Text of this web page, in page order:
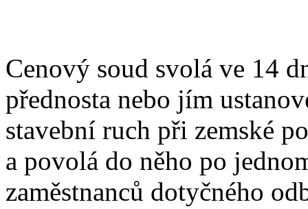
Cenový soud svolá ve 14
přednosta nebo jím
stavební ruch při zemské
a povolá do něho po
zaměstnanců dotyčného